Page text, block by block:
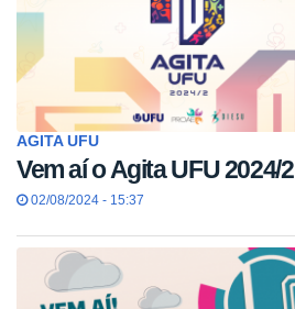
AGITA UFU
Vem aí o Agita UFU 2024/2
02/08/2024 - 15:37